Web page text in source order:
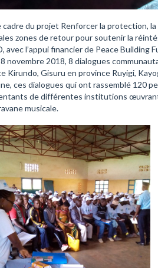
cadre du projet Renforcer la protection,
zones de retour pour soutenir la
avec l’appui financier de Peace Building
novembre 2018, 8 dialogues
Kirundo, Gisuru en province Ruyigi,
ces dialogues qui ont rassemblé 120
de différentes institutions
musicale.